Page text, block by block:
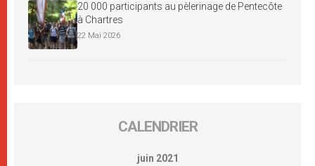
20 000 participants au pèlerinage de Pentecôte
à Chartres
22 Mai 2026
CALENDRIER
juin 2021